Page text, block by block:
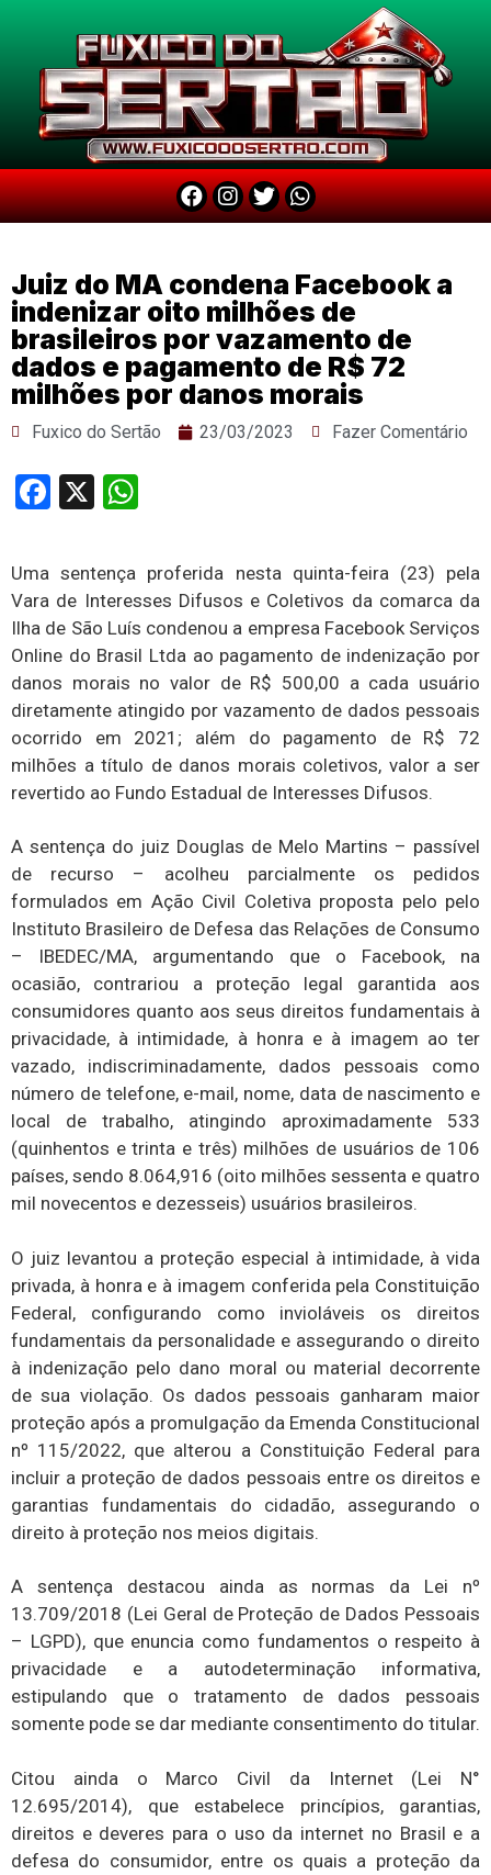
Juiz do MA condena Facebook a
indenizar oito milhões de
brasileiros por vazamento de
dados e pagamento de R$ 72
milhões por danos morais
Fuxico do Sertão 23/03/2023 Fazer Comentário
Facebook
X
Uma sentença proferida nesta quinta-feira (23) pela
Vara de Interesses Difusos e Coletivos da comarca da
Ilha de São Luís condenou a empresa Facebook Serviços
Online do Brasil Ltda ao pagamento de indenização por
danos morais no valor de R$ 500,00 a cada usuário
diretamente atingido por vazamento de dados pessoais
ocorrido em 2021; além do pagamento de R$ 72
milhões a título de danos morais coletivos, valor a ser
revertido ao Fundo Estadual de Interesses Difusos.
A sentença do juiz Douglas de Melo Martins – passível
de recurso – acolheu parcialmente os pedidos
formulados em Ação Civil Coletiva proposta pelo pelo
Instituto Brasileiro de Defesa das Relações de Consumo
– IBEDEC/MA, argumentando que o Facebook, na
ocasião, contrariou a proteção legal garantida aos
consumidores quanto aos seus direitos fundamentais à
privacidade, à intimidade, à honra e à imagem ao ter
vazado, indiscriminadamente, dados pessoais como
número de telefone, e-mail, nome, data de nascimento e
local de trabalho, atingindo aproximadamente 533
(quinhentos e trinta e três) milhões de usuários de 106
países, sendo 8.064,916 (oito milhões sessenta e quatro
mil novecentos e dezesseis) usuários brasileiros.
O juiz levantou a proteção especial à intimidade, à vida
privada, à honra e à imagem conferida pela Constituição
Federal, configurando como invioláveis os direitos
fundamentais da personalidade e assegurando o direito
à indenização pelo dano moral ou material decorrente
de sua violação. Os dados pessoais ganharam maior
proteção após a promulgação da Emenda Constitucional
nº 115/2022, que alterou a Constituição Federal para
incluir a proteção de dados pessoais entre os direitos e
garantias fundamentais do cidadão, assegurando o
direito à proteção nos meios digitais.
A sentença destacou ainda as normas da Lei nº
13.709/2018 (Lei Geral de Proteção de Dados Pessoais
– LGPD), que enuncia como fundamentos o respeito à
privacidade e a autodeterminação informativa,
estipulando que o tratamento de dados pessoais
somente pode se dar mediante consentimento do titular.
Citou ainda o Marco Civil da Internet (Lei N°
12.695/2014), que estabelece princípios, garantias,
direitos e deveres para o uso da internet no Brasil e a
defesa do consumidor, entre os quais a proteção da